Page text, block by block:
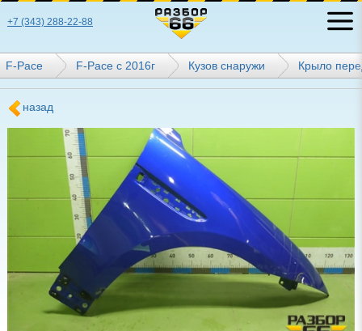
+7 (343) 288-22-88
F-Pace F-Pace с 2016г Кузов снаружи Крыло